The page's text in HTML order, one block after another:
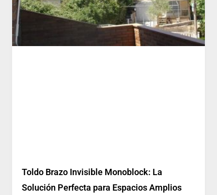
Toldo Brazo Invisible Monoblock: La
Solución Perfecta para Espacios Amplios